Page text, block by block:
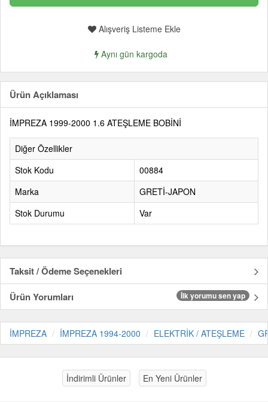
Alışveriş Listeme Ekle
Aynı gün kargoda
Ürün Açıklaması
İMPREZA 1999-2000 1.6 ATEŞLEME BOBİNİ
Diğer Özellikler
Stok Kodu
00884
Marka
GRETİ-JAPON
Stok Durumu
Var
Taksit / Ödeme Seçenekleri
Ürün Yorumları
İlk yorumu sen yap
İMPREZA İMPREZA 1994-2000 ELEKTRİK / ATEŞLEME
İndirimli Ürünler En Yeni Ürünler